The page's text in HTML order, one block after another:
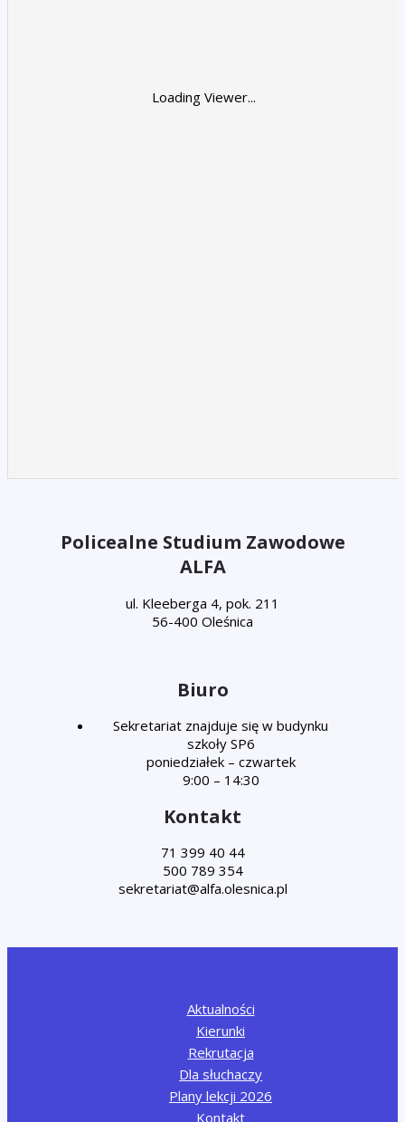
Loading Viewer...
Policealne Studium Zawodowe
ALFA
ul. Kleeberga 4, pok. 211
56-400 Oleśnica
Biuro
Sekretariat znajduje się w budynku
szkoły SP6
poniedziałek – czwartek
9:00 – 14:30
Kontakt
71 399 40 44
500 789 354
Aktualności
Kierunki
Rekrutacja
Dla słuchaczy
Plany lekcji 2026
Kontakt